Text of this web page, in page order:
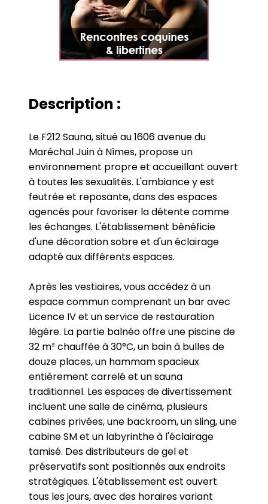
Description :
Le F212 Sauna, situé au 1606 avenue du
Maréchal Juin à Nîmes, propose un
environnement propre et accueillant ouvert
à toutes les sexualités. L'ambiance y est
feutrée et reposante, dans des espaces
agencés pour favoriser la détente comme
les échanges. L'établissement bénéficie
d'une décoration sobre et d'un éclairage
adapté aux différents espaces.
Après les vestiaires, vous accédez à un
espace commun comprenant un bar avec
Licence IV et un service de restauration
légère. La partie balnéo offre une piscine de
32 m² chauffée à 30°C, un bain à bulles de
douze places, un hammam spacieux
entièrement carrelé et un sauna
traditionnel. Les espaces de divertissement
incluent une salle de cinéma, plusieurs
cabines privées, une backroom, un sling, une
cabine SM et un labyrinthe à l'éclairage
tamisé. Des distributeurs de gel et
préservatifs sont positionnés aux endroits
stratégiques. L'établissement est ouvert
tous les jours, avec des horaires variant